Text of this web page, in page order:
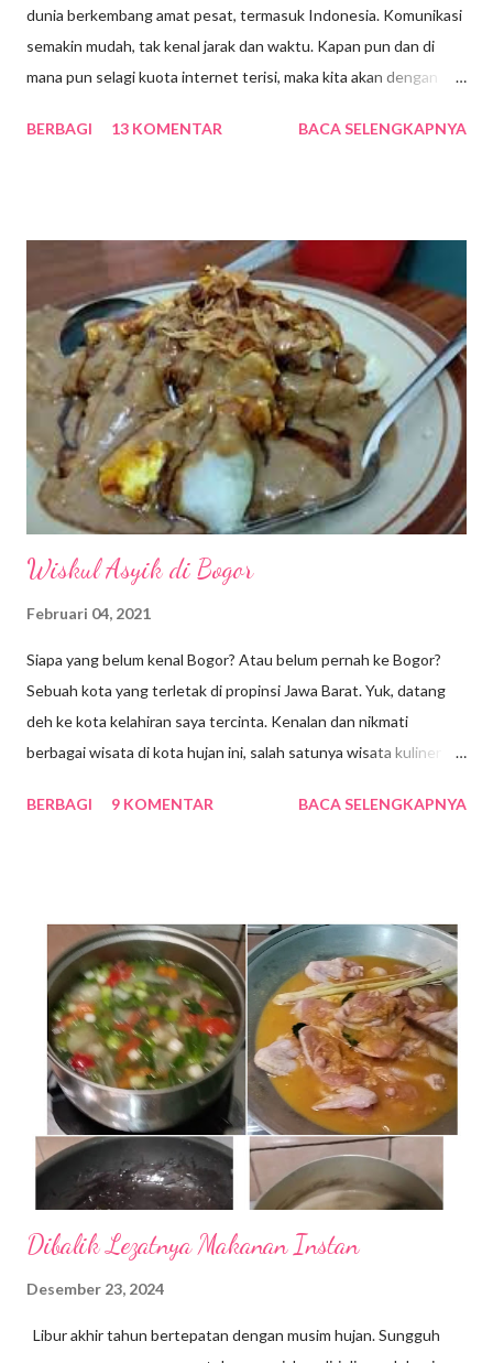
dunia berkembang amat pesat, termasuk Indonesia. Komunikasi
semakin mudah, tak kenal jarak dan waktu. Kapan pun dan di
mana pun selagi kuota internet terisi, maka kita akan dengan
manapun. Positifnya, masyarakat kita jadi sangat melek
aplikasi itu memang sangat menarik, sehingga bisa menyita
waktu dan membuat kita tidak produktif, karena menghabiskan
waktu berjam-jam menatap gawai menikmati berbagai sajian
media sosial. Tidak bisa dipungkiri, sebagain besar
masyarakat kita sudah kecanduan gawai dan sulit lepas dari alat
canggih segenggaman tangan itu. Agar kita tetap waras dan
produktif dalam bersosmed maka...
BERBAGI 13 KOMENTAR BACA SELENGKAPNYA
Wiskul Asyik di Bogor
Februari 04, 2021
Siapa yang belum kenal Bogor? Atau belum pernah ke Bogor?
Sebuah kota yang terletak di propinsi Jawa Barat. Yuk, datang
deh ke kota kelahiran saya tercinta. Kenalan dan nikmati
berbagai wisata di kota hujan ini, salah satunya wisata kuliner
miniaturnya Bandung, banyak tempat wisata yang asyik dan
khas daerah setempat. Jika, belum mencicipi makanan khasnya
rasanya belum afdol ya. Indonesia memang kaya dengan aneka
jenis makanan khas daerah, baik yang tradisional maupun
modern. Belum lagi street food tiap kota selalu menarik untuk
dicicipi. Baiklah, sekarang kita jalan-jalan di Bogor, yuk. Kita
cicipin makanan apa saja yang menjadi daya tarik wisata kuliner di
kota hujan itu. 1. Doclang Salah satu makanan khas yang
selalu ...
BERBAGI 9 KOMENTAR BACA SELENGKAPNYA
Dibalik Lezatnya Makanan Instan
Desember 23, 2024
Libur akhir tahun bertepatan dengan musim hujan. Sungguh